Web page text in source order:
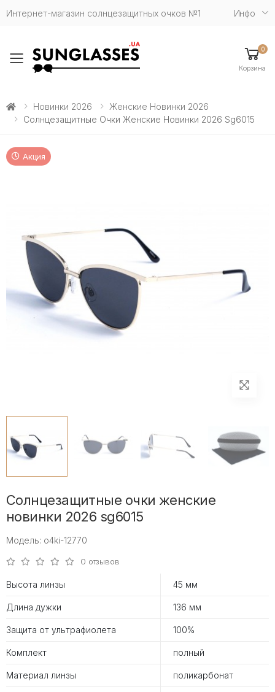
Интернет-магазин солнцезащитных очков №1 Инфо
Toggle mobile menu
0
Корзина
Новинки 2026
Женские Новинки 2026
Солнцезащитные Очки Женские Новинки 2026 Sg6015
Акция
Солнцезащитные очки женские
новинки 2026 sg6015
Модель: o4ki-12770
0 отзывов
Высота линзы 45 мм
Длина дужки 136 мм
Защита от ультрафиолета 100%
Комплект полный
Материал линзы поликарбонат